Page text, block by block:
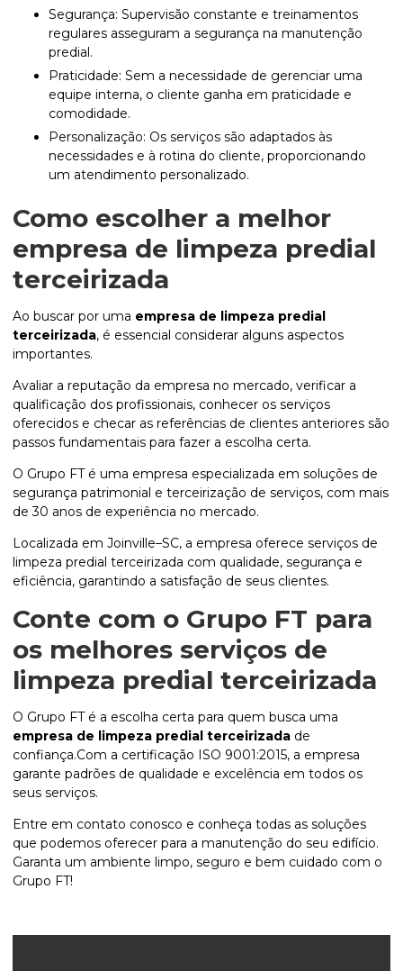
Segurança: Supervisão constante e treinamentos
regulares asseguram a segurança na manutenção
predial.
Praticidade: Sem a necessidade de gerenciar uma
equipe interna, o cliente ganha em praticidade e
comodidade.
Personalização: Os serviços são adaptados às
necessidades e à rotina do cliente, proporcionando
um atendimento personalizado.
Como escolher a melhor
empresa de limpeza predial
terceirizada
Ao buscar por uma empresa de limpeza predial
terceirizada, é essencial considerar alguns aspectos
importantes.
Avaliar a reputação da empresa no mercado, verificar a
qualificação dos profissionais, conhecer os serviços
oferecidos e checar as referências de clientes anteriores são
passos fundamentais para fazer a escolha certa.
O Grupo FT é uma empresa especializada em soluções de
segurança patrimonial e terceirização de serviços, com mais
de 30 anos de experiência no mercado.
Localizada em Joinville–SC, a empresa oferece serviços de
limpeza predial terceirizada com qualidade, segurança e
eficiência, garantindo a satisfação de seus clientes.
Conte com o Grupo FT para
os melhores serviços de
limpeza predial terceirizada
O Grupo FT é a escolha certa para quem busca uma
empresa de limpeza predial terceirizada de
confiança.Com a certificação ISO 9001:2015, a empresa
garante padrões de qualidade e excelência em todos os
seus serviços.
Entre em contato conosco e conheça todas as soluções
que podemos oferecer para a manutenção do seu edifício.
Garanta um ambiente limpo, seguro e bem cuidado com o
Grupo FT!